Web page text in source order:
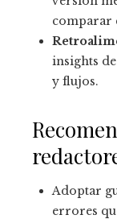
comparar
insights
y flujos.
Adoptar
errores